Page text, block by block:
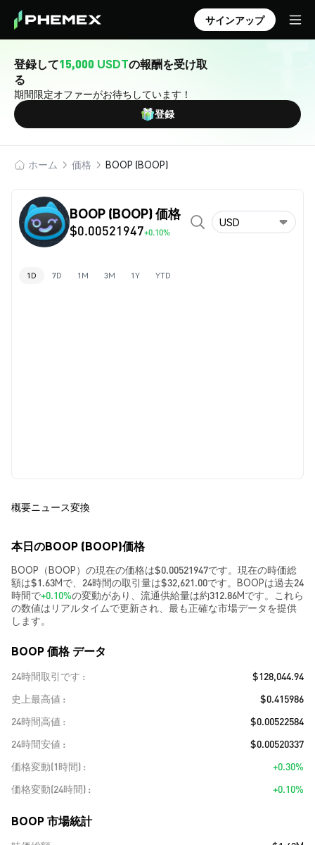
サインアップ
登録して15,000 USDTの報酬を受け取
る
期間限定オファーがお待ちしています！
登録
ホーム 価格 BOOP (BOOP)
BOOP (BOOP) 価格
$0.00521947+0.10%
USD
1D 7D 1M 3M 1Y YTD
概要ニュース変換
本日のBOOP (BOOP)価格
BOOP（BOOP）の現在の価格は$0.00521947です。現在の時価総
額は$1.63Mで、24時間の取引量は$32,621.00です。BOOPは過去24
時間で+0.10%の変動があり、流通供給量は約312.86Mです。これら
の数値はリアルタイムで更新され、最も正確な市場データを提供
します。
BOOP 価格 データ
24時間取引です
$128,044.94
史上最高値
$0.415986
24時間高値
$0.00522584
24時間安値
$0.00520337
価格変動(1時間)
+0.30%
価格変動(24時間)
+0.10%
BOOP 市場統計